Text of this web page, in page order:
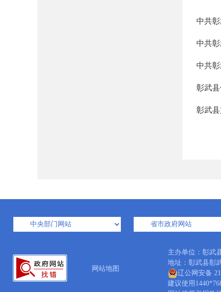
中共
中共
中共
彰武
彰武
网站地图
主办单位：彰
地址：彰武县
辽公网安备
建议使用